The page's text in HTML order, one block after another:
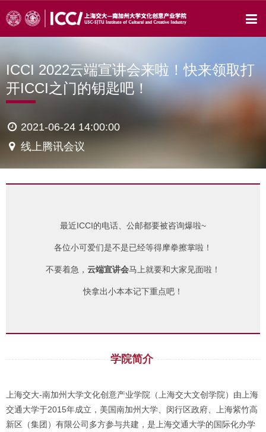
ICCI 2022云端宣讲会来啦！快来领取打
开ICCI之门的钥匙吧！
2021-06-24 14:00:00
线上腾讯会议
最近ICCI的电话、公邮都要被咨询爆啦~
各位小可爱们是不是已经等得摩拳擦掌啦！
不要着急， 云端宣讲会马上就要和大家见面啦！
快拿出小本本记下重点吧！
学院简介
上海交大-南加州大学文化创意产业学院（上海交大文创学院）由上海
交通大学于2015年成立，美国南加州大学、闵行区政府、上海紫竹高
新区（集团）有限公司多方参与共建，是上海交通大学的国际化办学